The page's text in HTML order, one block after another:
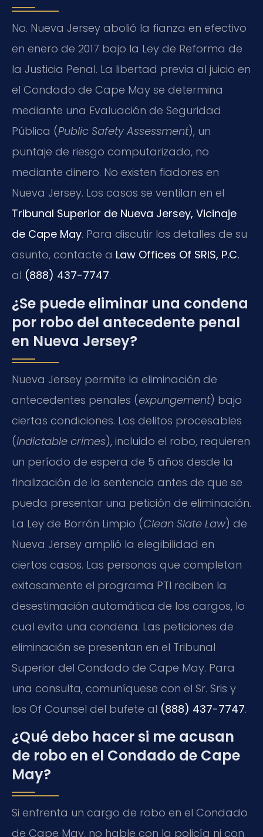
No. Nueva Jersey abolió la fianza en efectivo
en enero de 2017 bajo la Ley de Reforma de
la Justicia Penal. La libertad previa al juicio en
el Condado de Cape May se determina
mediante una Evaluación de Seguridad
Pública (Public Safety Assessment), un
puntaje de riesgo computarizado, no
mediante dinero. No existen fiadores en
Nueva Jersey. Los casos se ventilan en el
Tribunal Superior de Nueva Jersey, Vicinaje
de Cape May. Para discutir los detalles de su
asunto, contacte a Law Offices Of SRIS, P.C.
al (888) 437-7747.
¿Se puede eliminar una condena
por robo del antecedente penal
en Nueva Jersey?
Nueva Jersey permite la eliminación de
antecedentes penales (expungement) bajo
ciertas condiciones. Los delitos procesables
(indictable crimes), incluido el robo, requieren
un período de espera de 5 años desde la
finalización de la sentencia antes de que se
pueda presentar una petición de eliminación.
La Ley de Borrón Limpio (Clean Slate Law) de
Nueva Jersey amplió la elegibilidad en
ciertos casos. Las personas que completan
exitosamente el programa PTI reciben la
desestimación automática de los cargos, lo
cual evita una condena. Las peticiones de
eliminación se presentan en el Tribunal
Superior del Condado de Cape May. Para
una consulta, comuníquese con el Sr. Sris y
los Of Counsel del bufete al (888) 437-7747.
¿Qué debo hacer si me acusan
de robo en el Condado de Cape
May?
Si enfrenta un cargo de robo en el Condado
de Cape May, no hable con la policía ni con